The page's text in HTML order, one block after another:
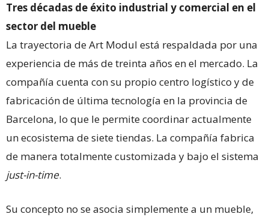
Tres décadas de éxito industrial y comercial en el
sector del mueble
La trayectoria de Art Modul está respaldada por una
experiencia de más de treinta años en el mercado. La
compañía cuenta con su propio centro logístico y de
fabricación de última tecnología en la provincia de
Barcelona, lo que le permite coordinar actualmente
un ecosistema de siete tiendas. La compañía fabrica
de manera totalmente customizada y bajo el sistema
just-in-time.
Su concepto no se asocia simplemente a un mueble,